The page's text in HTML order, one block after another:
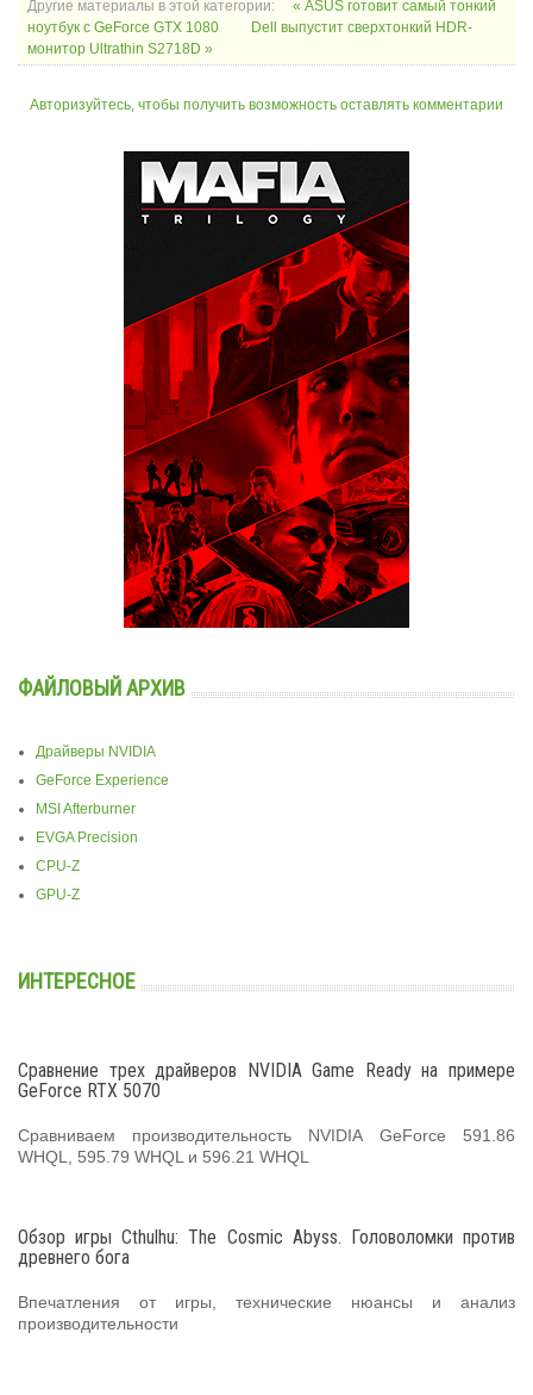
Другие материалы в этой категории:
« ASUS готовит самый тонкий
ноутбук с GeForce GTX 1080
Dell выпустит сверхтонкий HDR-
монитор Ultrathin S2718D »
Авторизуйтесь, чтобы получить возможность оставлять комментарии
ФАЙЛОВЫЙ АРХИВ
Драйверы NVIDIA
GeForce Experience
MSI Afterburner
EVGA Precision
CPU-Z
GPU-Z
ИНТЕРЕСНОЕ
Сравнение трех драйверов NVIDIA Game Ready на примере
GeForce RTX 5070
Сравниваем производительность NVIDIA GeForce 591.86
WHQL, 595.79 WHQL и 596.21 WHQL
Обзор игры Cthulhu: The Cosmic Abyss. Головоломки против
древнего бога
Впечатления от игры, технические нюансы и анализ
производительности